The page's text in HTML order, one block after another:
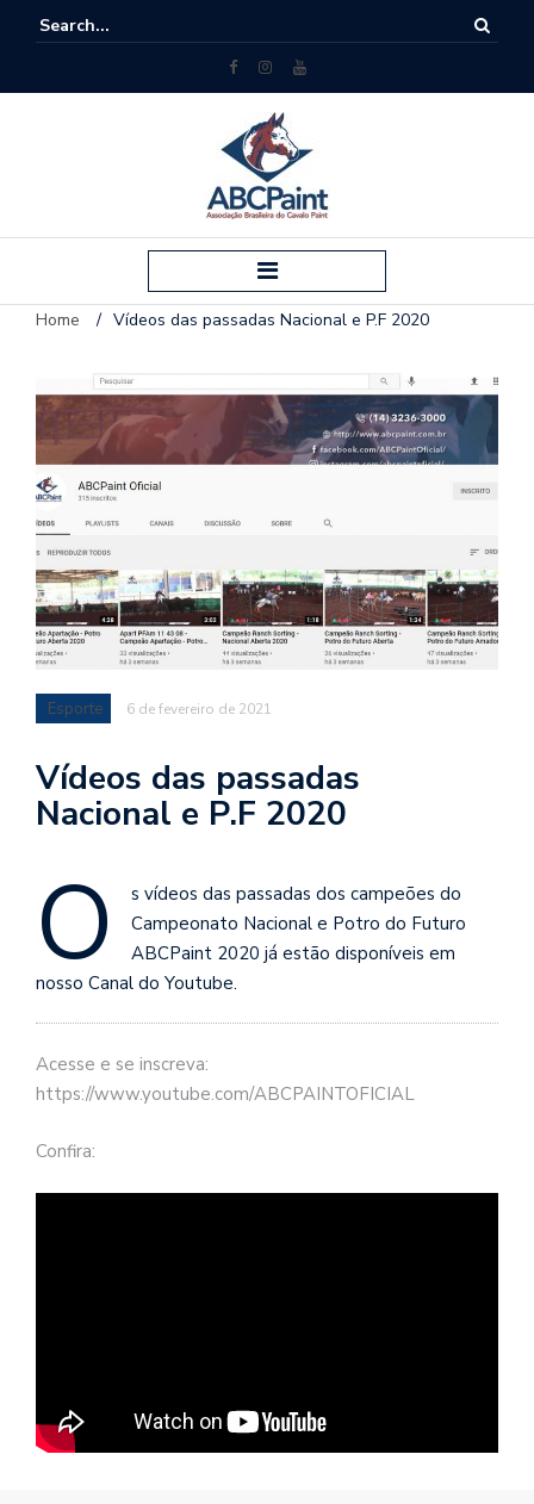
Home / Vídeos das passadas Nacional e P.F 2020
Esporte 6 de fevereiro de 2021
Vídeos das passadas
Nacional e P.F 2020
O
s vídeos das passadas dos campeões do
Campeonato Nacional e Potro do Futuro
ABCPaint 2020 já estão disponíveis em
nosso Canal do Youtube.
Acesse e se inscreva:
https://www.youtube.com/ABCPAINTOFICIAL
Confira: